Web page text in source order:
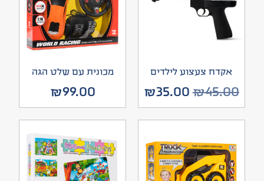
אקדח צעצוע לילדים
₪45.00
₪35.00
מכונית עם שלט הגה
₪99.00